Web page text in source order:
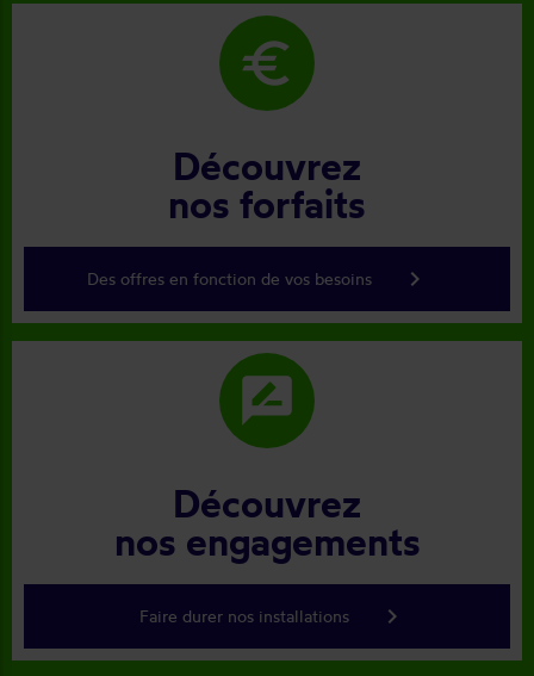
euro
Découvrez
nos forfaits
Des offres en fonction de vos besoins keyboard_arrow_right
rate_review
Découvrez
nos engagements
Faire durer nos installations keyboard_arrow_right